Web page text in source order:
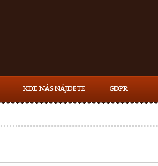
KDE NÁS NÁJDETE GDPR